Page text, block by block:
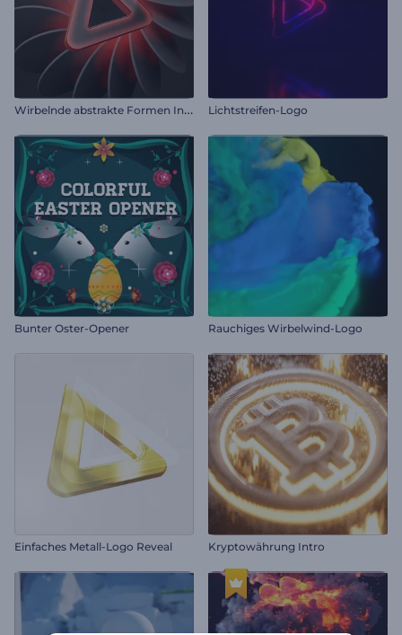
W
irbelnde abstrakte Formen Intro Lichtstreifen-Logo
Bunter Oster-Opener Rauchiges Wirbelwind-Logo
Einfaches Metall-Logo Reveal Kryptowährung Intro